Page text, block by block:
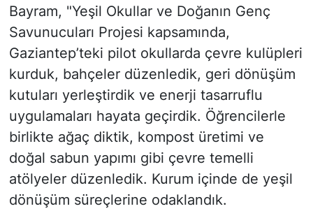
Bayram, "Yeşil Okullar ve Doğanın Genç
Savunucuları Projesi kapsamında,
Gaziantep’teki pilot okullarda çevre kulüpleri
kurduk, bahçeler düzenledik, geri dönüşüm
kutuları yerleştirdik ve enerji tasarruflu
uygulamaları hayata geçirdik. Öğrencilerle
birlikte ağaç diktik, kompost üretimi ve
doğal sabun yapımı gibi çevre temelli
atölyeler düzenledik. Kurum içinde de yeşil
dönüşüm süreçlerine odaklandık.